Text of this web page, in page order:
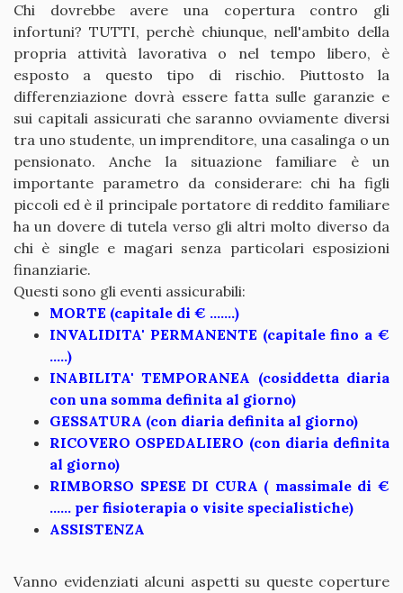
Chi dovrebbe avere una copertura contro gli
infortuni? TUTTI, perchè chiunque, nell'ambito della
propria attività lavorativa o nel tempo libero, è
esposto a questo tipo di rischio. Piuttosto la
differenziazione dovrà essere fatta sulle garanzie e
sui capitali assicurati che saranno ovviamente diversi
tra uno studente, un imprenditore, una casalinga o un
pensionato. Anche la situazione familiare è un
importante parametro da considerare: chi ha figli
piccoli ed è il principale portatore di reddito familiare
ha un dovere di tutela verso gli altri molto diverso da
chi è single e magari senza particolari esposizioni
finanziarie.
Questi sono gli eventi assicurabili:
MORTE (capitale di € .......)
INVALIDITA' PERMANENTE (capitale fino a €
.....)
INABILITA' TEMPORANEA (cosiddetta diaria
con una somma definita al giorno)
GESSATURA (con diaria definita al giorno)
RICOVERO OSPEDALIERO (con diaria definita
al giorno)
RIMBORSO SPESE DI CURA ( massimale di €
...... per fisioterapia o visite specialistiche)
ASSISTENZA
Vanno evidenziati alcuni aspetti su queste coperture